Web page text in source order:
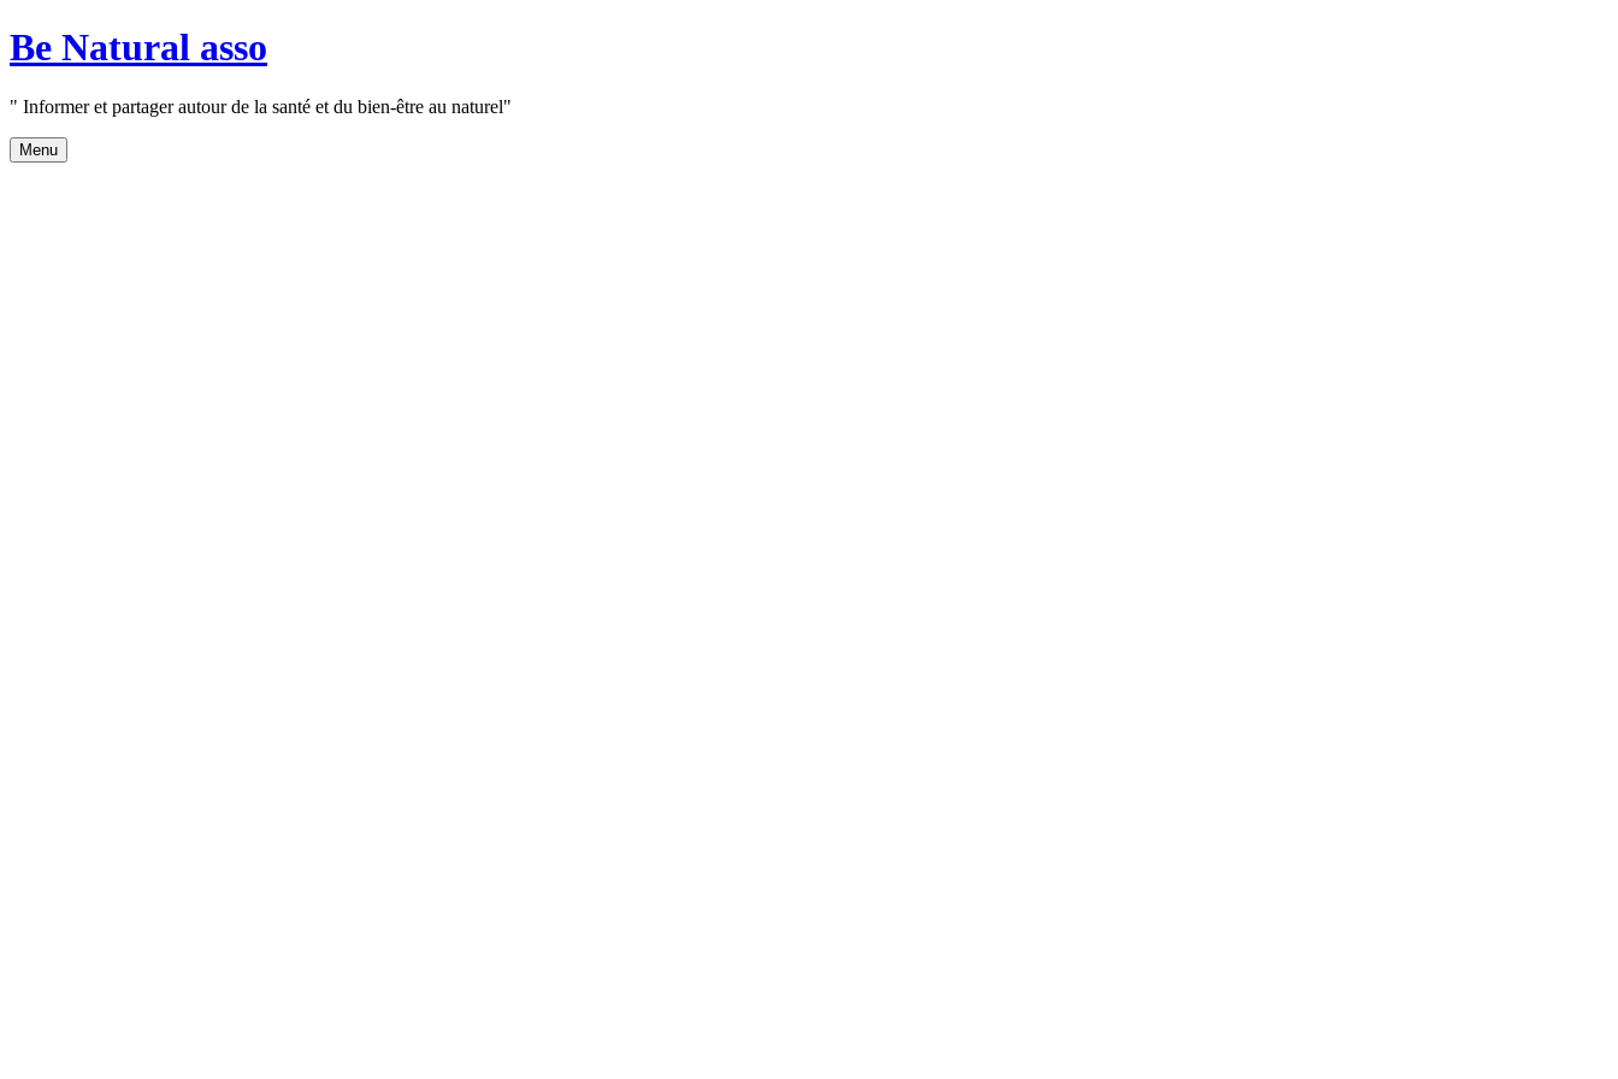
Aller
au
Be Natural asso
" Informer et partager autour de la santé et du bien-être au naturel"
Menu